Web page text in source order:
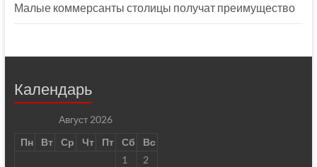
Малые коммерсанты столицы получат преимущество
Календарь
Август 2026
Пн
Вт Ср Чт Пт Сб
Вс
1
2